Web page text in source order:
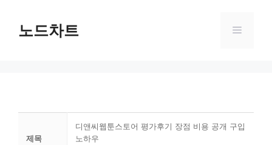
content노드차트 Menu
제목
디앤씨웹툰스토어 평가후기 장점 비용 공개 구입
노하우